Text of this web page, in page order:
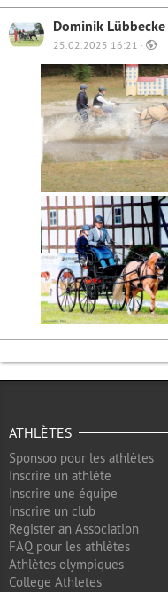
Dominik Lübbecke
25.02.2025 16:21 ·
ATHLÈTES
Sponsoo pour les athlètes
Inscrire un athlète
Inscrire une équipe
Inscrire un club
Register an Association
FAQ pour les athlètes
Athlètes olympiques
College Athletes